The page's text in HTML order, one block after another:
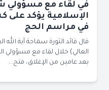
في لقاء مع مسؤولي
الإسلامية يؤكد
في مراسم الحج
قال قائد الثورة سماحة آية
العالي) خلال لقاء مع مسؤولي
بعد عامين من الإغلاق، فتح...